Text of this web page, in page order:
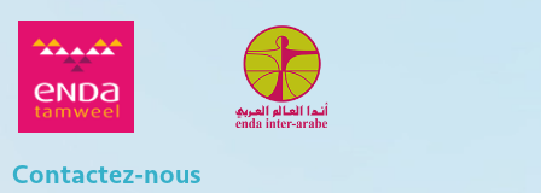
Contactez-nous